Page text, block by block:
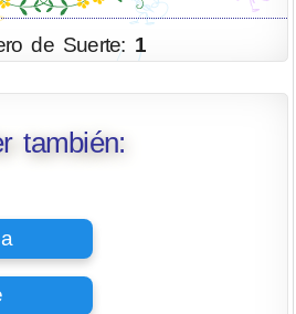
de Suerte: 1
también: